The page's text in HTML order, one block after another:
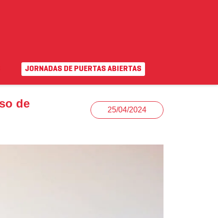
Campus virtual EN|VA
JORNADAS DE PUERTAS ABIERTAS
de
25/04/2024